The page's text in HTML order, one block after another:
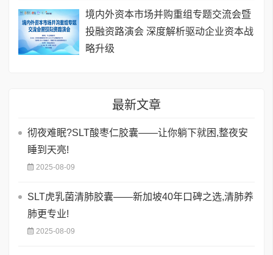
境内外资本市场并购重组专题交流会暨
投融资路演会 深度解析驱动企业资本战
略升级
最新文章
彻夜难眠?SLT酸枣仁胶囊——让你躺下就困,整夜安
睡到天亮!
2025-08-09
SLT虎乳菌清肺胶囊——新加坡40年口碑之选,清肺养
肺更专业!
2025-08-09